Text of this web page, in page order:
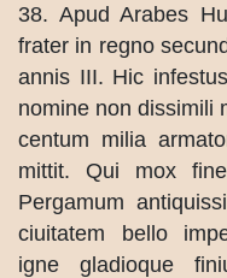
38. Apud Arabes
frater in regno
annis III. Hic
nomine non dissimili
centum milia
mittit. Qui mox
Pergamum
ciuitatem bello
igne gladioque